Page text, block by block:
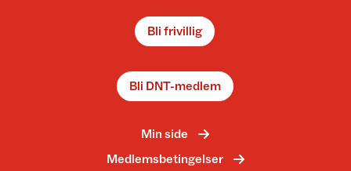
Bli frivillig
Bli DNT-medlem
Min side
Medlemsbetingelser